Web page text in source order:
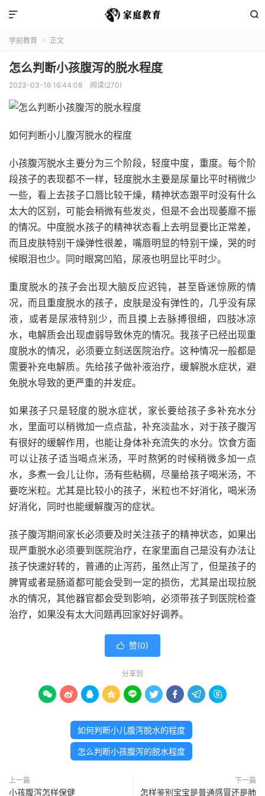


学前教育  正文
怎么判断小孩腹泻的脱水程度
2023-03-16 16:44:08 阅读(270)
如何判断小儿腹泻脱水的程度
小孩腹泻脱水主要分为三个阶段，轻度中度，重度。每个阶
段孩子的表现都不一样，轻度脱水主要是尿量比平时稍微少
一些，看上去孩子口唇比较干燥，精神状态跟平时没有什么
太大的区别，可能会稍微有些发炎，但是不会出现萎靡不振
的情况。中度脱水孩子的精神状态看上去明显要比正常差，
而且皮肤特别干燥弹性很差，嘴唇明显的特别干燥，哭的时
候眼泪也少。同时眼窝凹陷，尿液也明显比平时少。
重度脱水的孩子会出现大脑反应迟钝，甚至昏迷惊厥的情
况，而且重度脱水的孩子，皮肤是没有弹性的，几乎没有尿
液，或者是尿液特别少，而且摸上去脉搏很细，四肢冰凉
水，电解质会出现虚弱导致休克的情况。我孩子已经出现重
度脱水的情况，必须要立刻送医院治疗。这种情况一般都是
需要补充电解质。先给孩子做补液治疗，缓解脱水症状，避
免脱水导致的更严重的并发症。
如果孩子只是轻度的脱水症状，家长要给孩子多补充水分
水，里面可以稍微加一点点盐，补充淡盐水，对于孩子腹泻
有很好的缓解作用，也能让身体补充流失的水分。饮食方面
可以让孩子适当喝点米汤，平时熬粥的时候稍微多加一点
水，多煮一会儿让你，汤有些粘稠，尽量给孩子喝米汤，不
要吃米粒。尤其是比较小的孩子，米粒也不好消化，喝米汤
好消化，同时也能缓解腹泻的症状。
孩子腹泻期间家长必须要及时关注孩子的精神状态，如果出
现严重脱水必须要到医院治疗，在家里面自己是没有办法让
孩子快速好转的，普通的止泻药，虽然止泻了，但是孩子的
脾胃或者是肠道都可能会受到一定的损伤，尤其是出现拉脱
水的情况，其他器官都会受到影响，必须带孩子到医院检查
治疗，如果没有太大问题再回家好好调养。
 赞(0)
分享到
        
如何判断小儿腹泻脱水的程度
怎么判断小孩腹泻的脱水程度
上一篇
小孩腹泻怎样保健
下一篇
怎样鉴别宝宝是普通感冒还是肺